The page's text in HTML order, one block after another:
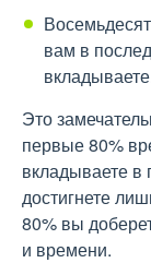
вам в
Это
первые 80%
вкладываете в
достигнете
80% вы
и времени.